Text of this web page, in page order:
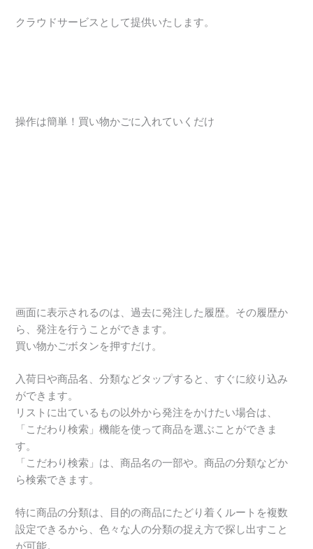
クラウドサービスとして提供いたします。
操作は簡単！買い物かごに入れていくだけ
画面に表示されるのは、過去に発注した履歴。その履歴か
ら、発注を行うことができます。
買い物かごボタンを押すだけ。
入荷日や商品名、分類などタップすると、すぐに絞り込み
ができます。
リストに出ているもの以外から発注をかけたい場合は、
「こだわり検索」機能を使って商品を選ぶことができま
す。
「こだわり検索」は、商品名の一部や。商品の分類などか
ら検索できます。
特に商品の分類は、目的の商品にたどり着くルートを複数
設定できるから、色々な人の分類の捉え方で探し出すこと